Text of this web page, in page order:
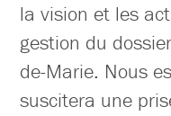
la vision et les
gestion du
de-Marie. Nous
suscitera une